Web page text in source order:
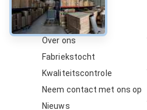
Over
Over ons
Fabriekstocht
Kwaliteitscontrole
Neem contact met ons op
Nieuws